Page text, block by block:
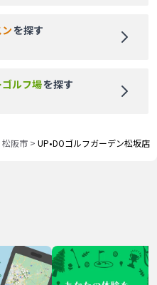
を探す
ルフ場を探す
松阪市 > UP•DOゴルフガーデン松坂店